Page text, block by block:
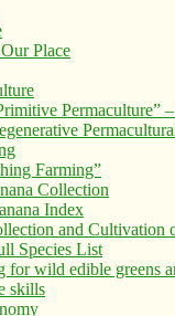
Place
Permaculture”
Farming”
Collection
Index
and Cultivation
Species List
for wild edible greens
skills